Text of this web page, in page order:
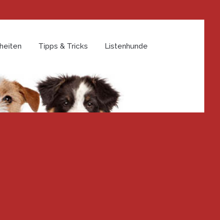
Tipps & Tricks Listenhunde